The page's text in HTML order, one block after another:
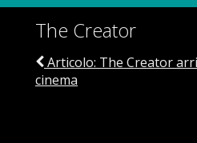
The Creator
Articolo: The Creator
cinema